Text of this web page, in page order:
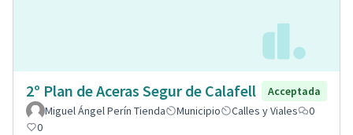
2º Plan de Aceras Segur de Calafell
Acceptada
Miguel Ángel Perín Tienda
Municipio Calles y Viales
0
0